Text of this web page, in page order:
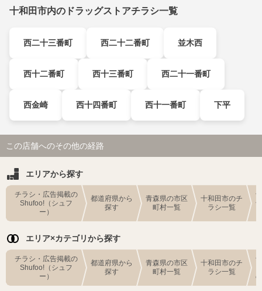
十和田市内のドラッグストアチラシ一覧
西二十三番町 西二十二番町 並木西
西十二番町 西十三番町 西二十一番町
西金崎 西十四番町 西十一番町 下平
この店舗へのその他の経路
エリアから探す
チラシ・広告掲載の
Shufoo!（シュフ
ー）
都道府県から
探す
青森県の市区
町村一覧
十和田市のチ
ラシ一覧
エリア×カテゴリから探す
チラシ・広告掲載の
Shufoo!（シュフ
ー）
都道府県から
探す
青森県の市区
町村一覧
十和田市のチ
ラシ一覧